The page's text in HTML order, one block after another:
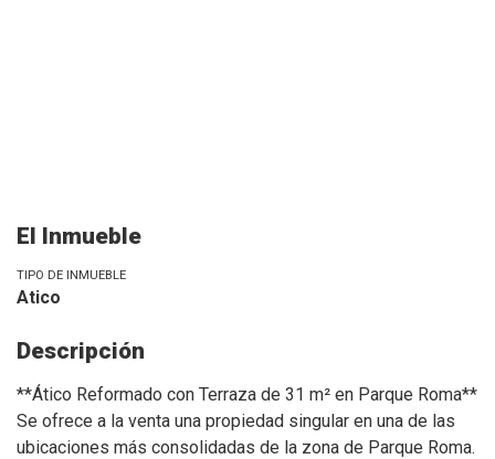
El Inmueble
TIPO DE INMUEBLE
Atico
Descripción
**Ático Reformado con Terraza de 31 m² en Parque Roma**
Se ofrece a la venta una propiedad singular en una de las
ubicaciones más consolidadas de la zona de Parque Roma.